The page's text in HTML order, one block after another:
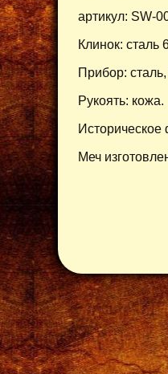
артикул: SW-
Клинок: сталь
Прибор:
Рукоять: кожа.
Историческое
Меч